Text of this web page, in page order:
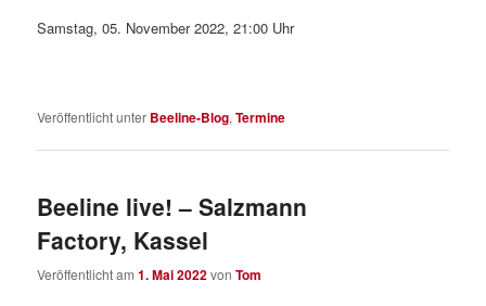
Samstag, 05. November 2022, 21:00 Uhr
Veröffentlicht unter Beeline-Blog,Termine
Beeline live! – Salzmann
Factory, Kassel
Veröffentlicht am1. Mai 2022vonTom